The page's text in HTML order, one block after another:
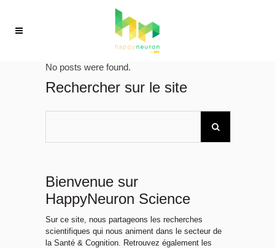
No posts were found.
Rechercher sur le site
Bienvenue sur
HappyNeuron Science
Sur ce site, nous partageons les recherches
scientifiques qui nous animent dans le secteur de
la Santé & Cognition. Retrouvez également les